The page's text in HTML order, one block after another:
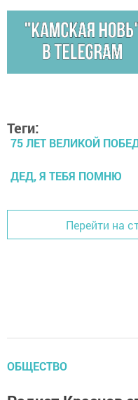
Теги:
75 ЛЕТ ВЕЛИКОЙ
ДЕД, Я ТЕБЯ ПОМНЮ
Перейти на
ОБЩЕСТВО